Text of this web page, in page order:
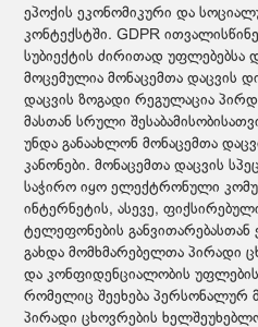
ეპოქის ეკონომიკური და
კონტექსტში. GDPR
სუბიექტის ძირითად უფლებებსა
მოცემულია მონაცემთა დაცვის
დაცვის ზოგადი რეგულაცია
მასთან სრული
უნდა განაახლონ მონაცემთა
კანონები. მონაცემთა დაცვის
საჭირო იყო ელექტრონული
ინტერნეტის, ასევე,
ტელეფონების
გახდა მომხმარებელთა პირადი
და კონფიდენციალობის
რომელიც შეეხება პერსონალურ
პირადი ცხოვრების